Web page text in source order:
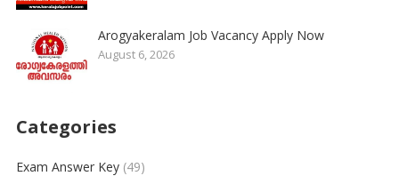
Arogyakeralam Job Vacancy Apply Now
August 6, 2026
Categories
Exam Answer Key(49)